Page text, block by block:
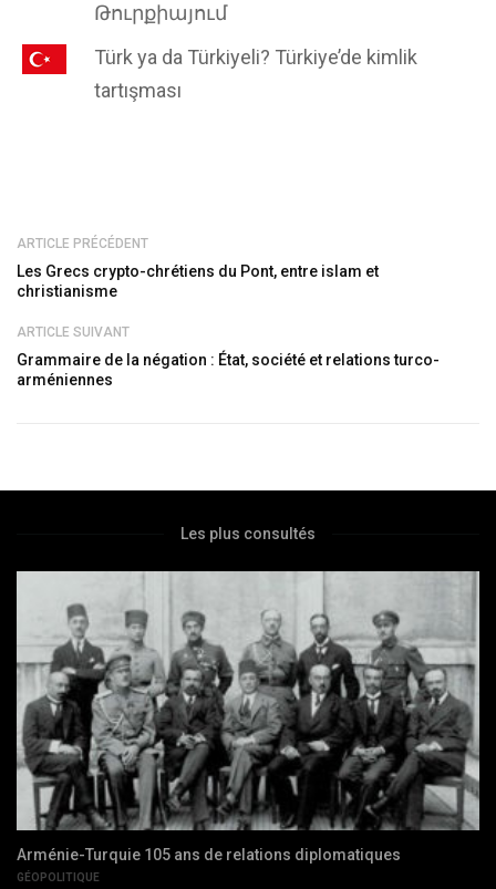
Թուրքիայում
Türk ya da Türkiyeli? Türkiye’de kimlik
tartışması
ARTICLE PRÉCÉDENT
Les Grecs crypto-chrétiens du Pont, entre islam et
christianisme
ARTICLE SUIVANT
Grammaire de la négation : État, société et relations turco-
arméniennes
Les plus consultés
Un nouveau centenaire, entre problèmes du passé et futur
incertain